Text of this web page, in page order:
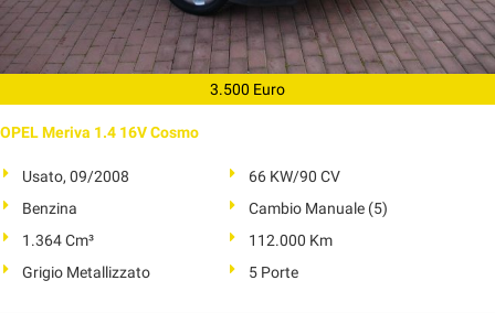
3.500 Euro
OPEL Meriva 1.4 16V Cosmo
Usato, 09/2008
66 KW/90 CV
Benzina
Cambio Manuale (5)
1.364 Cm³
112.000 Km
Grigio Metallizzato
5 Porte